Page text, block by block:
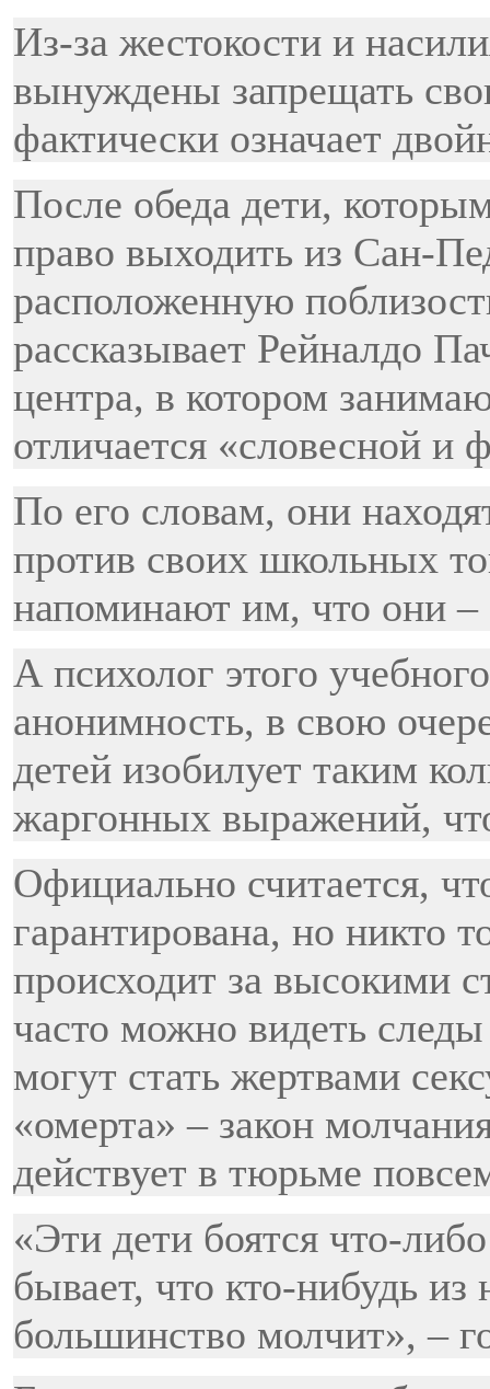
Из-за жестокости и
вынуждены запрещать
фактически означает
После обеда дети,
право выходить из Сан-
расположенную
рассказывает Рейналдо
центра, в котором
отличается «словесной и
По его словам, они
против своих школьных
напоминают им, что они –
А психолог этого
анонимность, в свою
детей изобилует таким
жаргонных выражений,
Официально считается,
гарантирована, но никто
происходит за высокими
часто можно видеть
могут стать жертвами
«омерта» – закон
действует в тюрьме
«Эти дети боятся что-
бывает, что кто-нибудь
большинство молчит», –